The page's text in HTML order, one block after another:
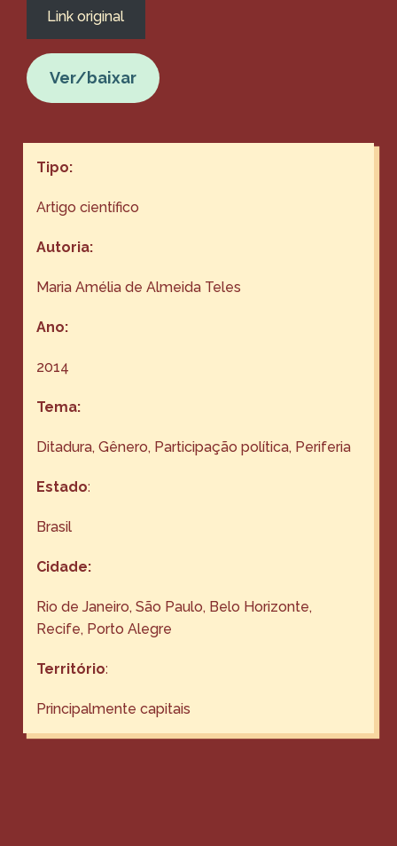
Link original
Ver/baixar
Tipo:
Artigo científico
Autoria:
Maria Amélia de Almeida Teles
Ano:
2014
Tema:
Ditadura, Gênero, Participação política, Periferia
Estado:
Brasil
Cidade:
Rio de Janeiro, São Paulo, Belo Horizonte,
Recife, Porto Alegre
Território:
Principalmente capitais